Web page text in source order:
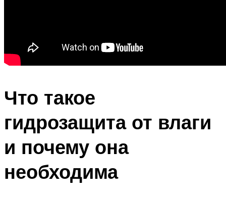
Что такое
гидрозащита от влаги
и почему она
необходима